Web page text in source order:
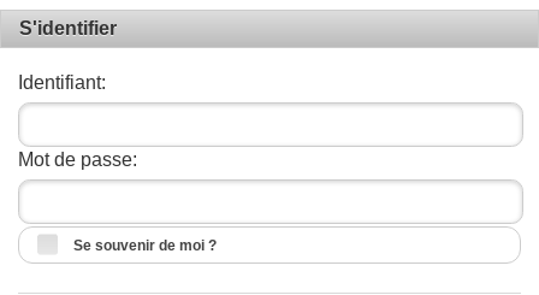
S'identifier
Identifiant:
Mot de passe:
Se souvenir de moi ?